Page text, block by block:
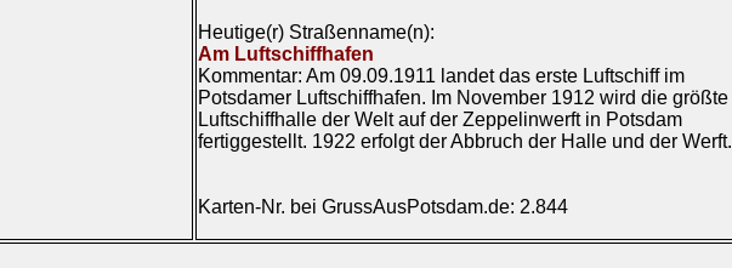
Heutige(r) Straßenname(n):
Am Luftschiffhafen
Kommentar: Am 09.09.1911 landet das erste Luftschiff im
Potsdamer Luftschiffhafen. Im November 1912 wird die größte
Luftschiffhalle der Welt auf der Zeppelinwerft in Potsdam
fertiggestellt. 1922 erfolgt der Abbruch der Halle und der Werft.
Karten-Nr. bei GrussAusPotsdam.de: 2.844